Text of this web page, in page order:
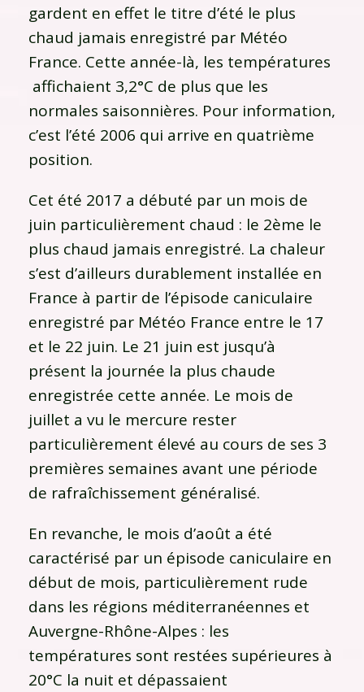
gardent en effet le titre d’été le plus
chaud jamais enregistré par Météo
France. Cette année-là, les températures
affichaient 3,2°C de plus que les
normales saisonnières. Pour information,
c’est l’été 2006 qui arrive en quatrième
position.
Cet été 2017 a débuté par un mois de
juin particulièrement chaud : le 2ème le
plus chaud jamais enregistré. La chaleur
s’est d’ailleurs durablement installée en
France à partir de l’épisode caniculaire
enregistré par Météo France entre le 17
et le 22 juin. Le 21 juin est jusqu’à
présent la journée la plus chaude
enregistrée cette année. Le mois de
juillet a vu le mercure rester
particulièrement élevé au cours de ses 3
premières semaines avant une période
de rafraîchissement généralisé.
En revanche, le mois d’août a été
caractérisé par un épisode caniculaire en
début de mois, particulièrement rude
dans les régions méditerranéennes et
Auvergne-Rhône-Alpes : les
températures sont restées supérieures à
20°C la nuit et dépassaient